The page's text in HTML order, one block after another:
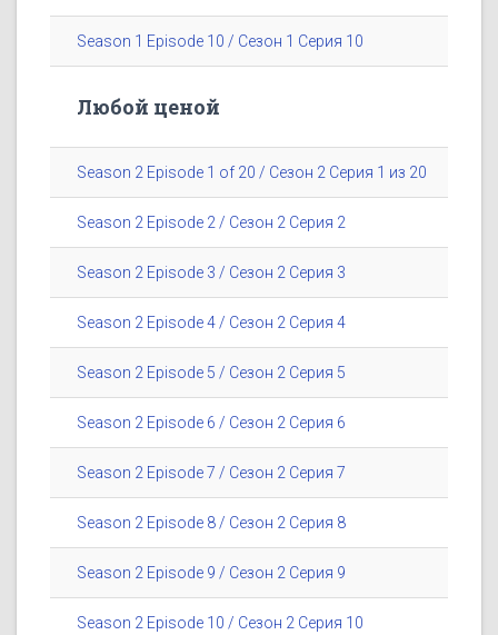
Season 1 Episode 10 / Сезон 1 Серия 10
Любой ценой
Season 2 Episode 1 of 20 / Сезон 2 Серия 1 из 20
Season 2 Episode 2 / Сезон 2 Серия 2
Season 2 Episode 3 / Сезон 2 Серия 3
Season 2 Episode 4 / Сезон 2 Серия 4
Season 2 Episode 5 / Сезон 2 Серия 5
Season 2 Episode 6 / Сезон 2 Серия 6
Season 2 Episode 7 / Сезон 2 Серия 7
Season 2 Episode 8 / Сезон 2 Серия 8
Season 2 Episode 9 / Сезон 2 Серия 9
Season 2 Episode 10 / Сезон 2 Серия 10